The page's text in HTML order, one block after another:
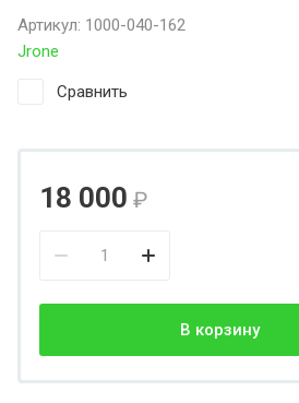
Артикул: 1000-040-162
Jrone
Сравнить
18 000 ₽
В корзину